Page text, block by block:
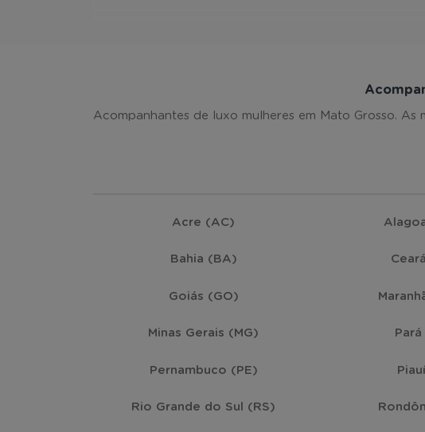
Acompanhantes de luxo mulheres em Mato Grosso.
Acre (AC)
Bahia (BA)
Goiás (GO)
Minas Gerais (MG)
Pernambuco (PE)
Rio Grande do Sul (RS)